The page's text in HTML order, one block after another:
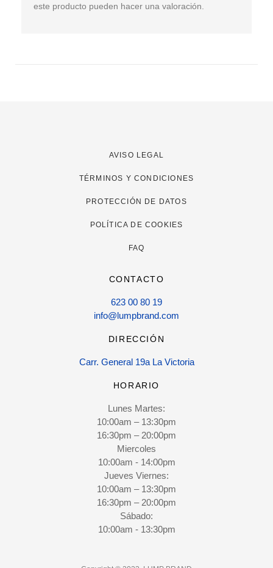
este producto pueden hacer una valoración.
AVISO LEGAL
TÉRMINOS Y CONDICIONES
PROTECCIÓN DE DATOS
POLÍTICA DE COOKIES
FAQ
CONTACTO
623 00 80 19
info@lumpbrand.com
DIRECCIÓN
Carr. General 19a La Victoria
HORARIO
Lunes Martes:
10:00am – 13:30pm
16:30pm – 20:00pm
Miercoles
10:00am - 14:00pm
Jueves Viernes:
10:00am – 13:30pm
16:30pm – 20:00pm
Sábado:
10:00am - 13:30pm